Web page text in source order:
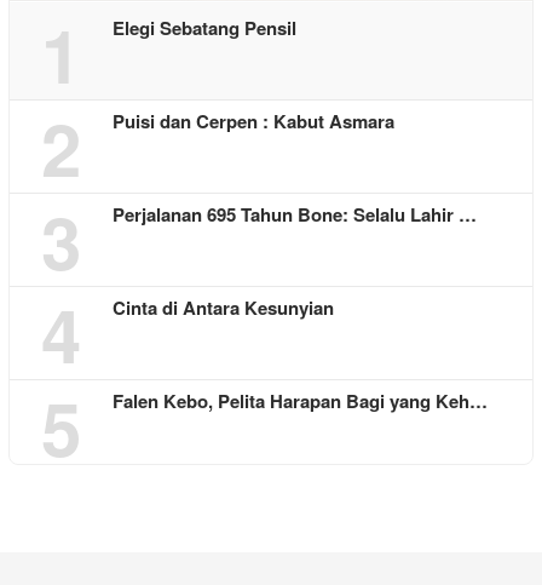
1 Elegi Sebatang Pensil
2 Puisi dan Cerpen : Kabut Asmara
3 Perjalanan 695 Tahun Bone: Selalu Lahir …
4 Cinta di Antara Kesunyian
5 Falen Kebo, Pelita Harapan Bagi yang Keh…